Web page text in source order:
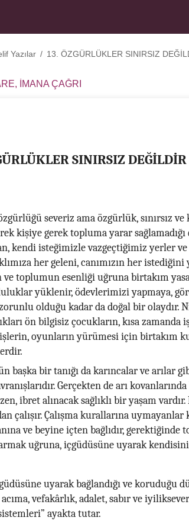
Yazılar / 13. ÖZGÜRLÜKLER SINIRSIZ
İMANA ÇAĞRI
SINIRSIZ DEĞİLDİR
severiz ama özgürlük, sınırsız
kişiye gerek topluma yarar
kendi isteğimizle vazgeçtiğimiz yerler
her geleni, canımızın her istediğini
toplumun esenliği uğruna birtakım
yüklenir, ödevlerimizi yapmaya,
zorunlu olduğu kadar da doğal bir
ön bilgisiz çocukların, kısa
oyunların yürümesi için birtakım
başka bir tanığı da karıncalar ve arılar
Gerçekten de arı
ibret alınacak sağlıklı bir yaşam
çalışır. Çalışma kurallarına uymayanlar
ve beyine içten bağlıdır,
uğruna, içgüdüsüne uyarak kendisini
uyarak bağlandığı ve koruduğu
acıma, vefakârlık, adalet, sabır ve
ayakta tutar.